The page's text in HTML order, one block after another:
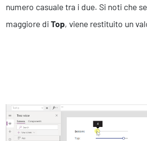
numero casuale tra i due. Si noti che se
maggiore di Top, viene restituito un